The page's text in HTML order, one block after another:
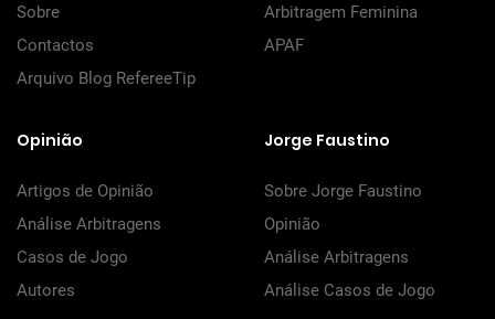
Sobre
Contactos
Arquivo Blog RefereeTip
Arbitragem Feminina
APAF
Opinião
Artigos de Opinião
Análise Arbitragens
Casos de Jogo
Autores
Jorge Faustino
Sobre Jorge Faustino
Opinião
Análise Arbitragens
Análise Casos de Jogo